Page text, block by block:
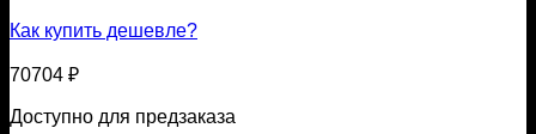
Как купить дешевле?
70704 ₽
Доступно для предзаказа